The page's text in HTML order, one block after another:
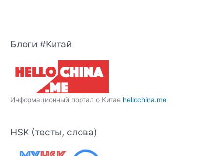
Блоги #Китай
Информационный портал о Китае hellochina.me
HSK (тесты, слова)